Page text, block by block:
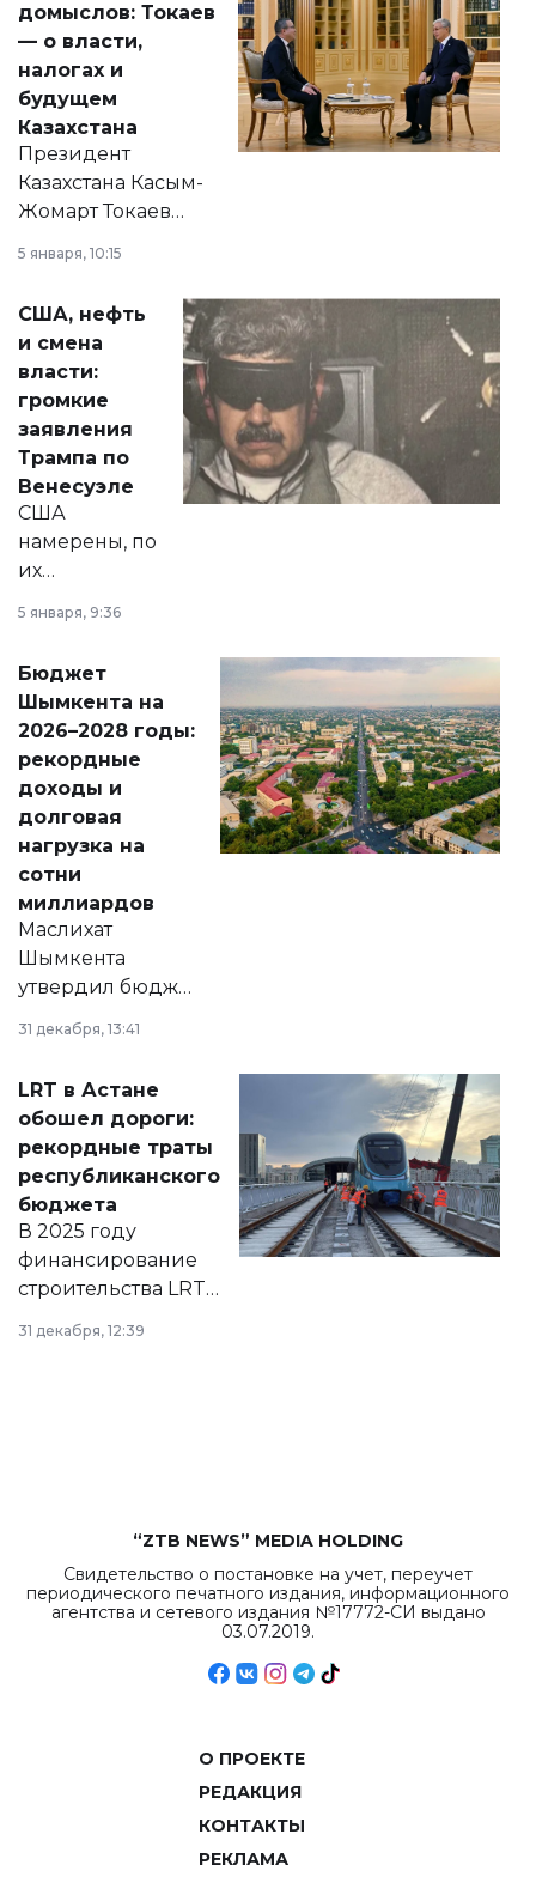
домыслов: Токаев
— о власти,
налогах и
будущем
Казахстана
Президент
Казахстана Касым-
Жомарт Токаев
сразу несколько
актуальных тем —
от слухов о
политических
реформах до
вопросов армии,
экономики и
личного здоровья.
5 января, 10:15
США, нефть
и смена
власти:
громкие
заявления
Трампа по
Венесуэле
США
намерены, по
их
принести
народу
Венесуэлы.
5 января, 9:36
Бюджет
Шымкента на
2026–2028 годы:
рекордные
доходы и
долговая
нагрузка на
сотни
миллиардов
Маслихат
Шымкента
утвердил бюджет
города на 2026–
2028 годы.
документ
появился в базе
нормативных
правовых актов и
на сайте маслихат
города.
31 декабря, 13:41
LRT в Астане
обошел дороги:
рекордные траты
республиканского
бюджета
В 2025 году
финансирование
строительства LRT
в Астане из
республиканского
31 декабря, 12:39
“ZTB NEWS” MEDIA HOLDING
Свидетельство о постановке на учет, переучет
периодического печатного издания, информационного
агентства и сетевого издания №17772-СИ выдано
03.07.2019.
О ПРОЕКТЕ
РЕДАКЦИЯ
КОНТАКТЫ
РЕКЛАМА